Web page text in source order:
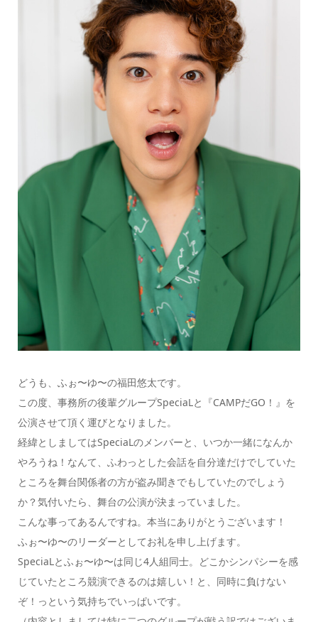
どうも、ふぉ〜ゆ〜の福田悠太です。
この度、事務所の後輩グループSpeciaLと『CAMPだGO！』を
公演させて頂く運びとなりました。
経緯としましてはSpeciaLのメンバーと、いつか一緒になんか
やろうね！なんて、ふわっとした会話を自分達だけでしていた
ところを舞台関係者の方が盗み聞きでもしていたのでしょう
か？気付いたら、舞台の公演が決まっていました。
こんな事ってあるんですね。本当にありがとうございます！
ふぉ〜ゆ〜のリーダーとしてお礼を申し上げます。
SpeciaLとふぉ〜ゆ〜は同じ4人組同士。どこかシンパシーを感
じていたところ競演できるのは嬉しい！と、同時に負けない
ぞ！っという気持ちでいっぱいです。